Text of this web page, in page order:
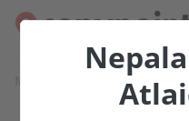
Produkcija
Polaroid mini atslēgu